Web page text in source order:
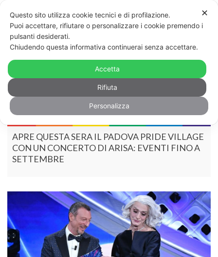
APRE QUESTA SERA IL PADOVA PRIDE VILLAGE
CON UN CONCERTO DI ARISA: EVENTI FINO A
SETTEMBRE
✕
Questo sito utilizza cookie tecnici e di profilazione.
Puoi accettare, rifiutare o personalizzare i cookie premendo i
pulsanti desiderati.
Chiudendo questa informativa continuerai senza accettare.
Accetta
Rifiuta
Personalizza